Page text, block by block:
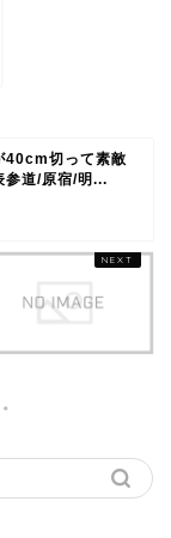
40cm切って素敵
参道/原宿/明...